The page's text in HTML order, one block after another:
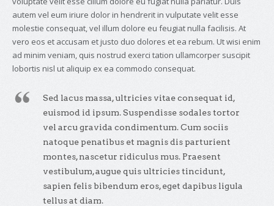
autem vel eum iriure dolor in hendrerit in vulputate velit esse
molestie consequat, vel illum dolore eu feugiat nulla facilisis. At
vero eos et accusam et justo duo dolores et ea rebum. Ut wisi enim
ad minim veniam, quis nostrud exerci tation ullamcorper suscipit
lobortis nisl ut aliquip ex ea commodo consequat.
Sed lacus massa, ultricies vitae consequat id,
euismod id ipsum. Suspendisse sodales tortor
vel arcu gravida condimentum. Cum sociis
natoque penatibus et magnis dis parturient
montes, nascetur ridiculus mus. Praesent
vestibulum, augue quis ultricies tincidunt,
sapien felis bibendum eros, eget dapibus ligula
tellus at diam.